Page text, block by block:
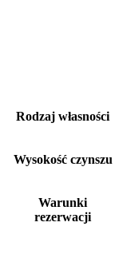
Rodzaj własności
Wysokość czynszu
Warunki
rezerwacji